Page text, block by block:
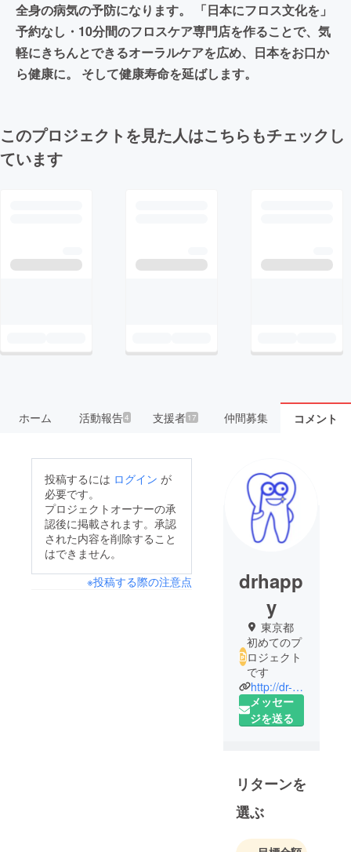
全身の病気の予防になります。 「日本にフロス文化を」
予約なし・10分間のフロスケア専門店を作ることで、気
軽にきちんとできるオーラルケアを広め、日本をお口か
ら健康に。 そして健康寿命を延ばします。
このプロジェクトを見た人はこちらもチェックし
ています
ホーム 活動報告4 支援者 17 仲間募集 コメント
投稿するには ログイン が
必要です。
プロジェクトオーナーの承
認後に掲載されます。承認
された内容を削除すること
はできません。
※投稿する際の注意点
drhapp
y
東京都
初めてのプ
ロジェクト
です
http://dr-happys-floss.co.jp
メッセー
ジを送る
リターンを
選ぶ